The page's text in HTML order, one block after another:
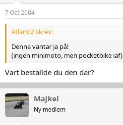
7 Oct 2004
AtlantiZ skrev:
Denna väntar ja på!
(ingen minimoto, men pocketbike iaf)
Vart beställde du den där?
Majkel
Ny medlem